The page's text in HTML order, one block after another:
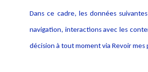
Dans ce cadre, les données
navigation, interactions avec les
décision à tout moment via Revoir